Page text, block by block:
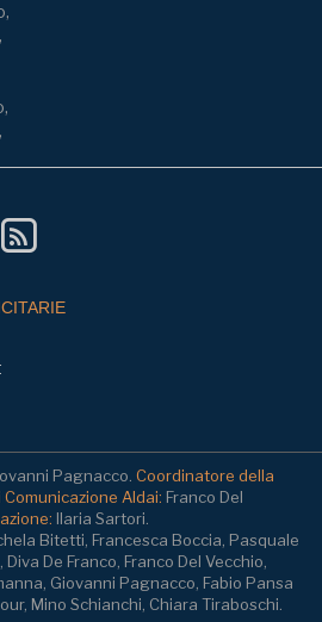
Pagnacco. Coordinatore della
Aldai: Franco Del
Ilaria Sartori.
Bitetti, Francesca Boccia, Pasquale
De Franco, Franco Del Vecchio,
Giovanni Pagnacco, Fabio Pansa
Mino Schianchi, Chiara Tiraboschi.